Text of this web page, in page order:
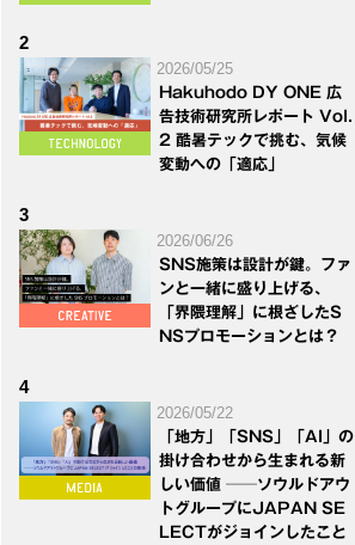
2
2026/05/25
Hakuhodo DY ONE 広
告技術研究所レポート Vol.
2 酷暑テックで挑む、気候
変動への「適応」
3
2026/06/26
SNS施策は設計が鍵。ファ
ンと一緒に盛り上げる、
「界隈理解」に根ざしたS
NSプロモーションとは？
4
2026/05/22
「地方」「SNS」「AI」の
掛け合わせから生まれる新
しい価値 ──ソウルドアウ
トグループにJAPAN SE
LECTがジョインしたこと